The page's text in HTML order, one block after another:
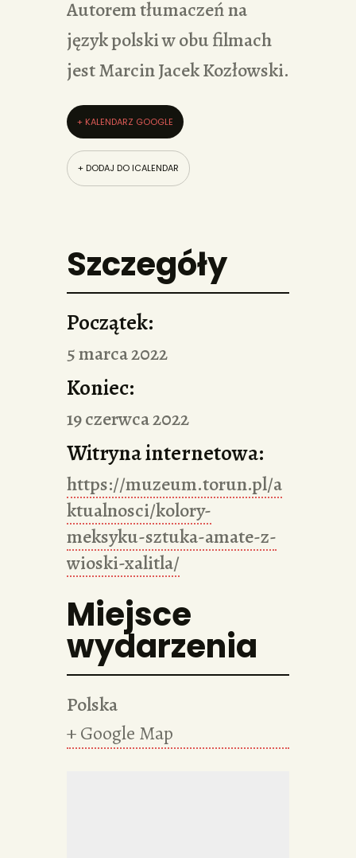
Autorem tłumaczeń na
język polski w obu filmach
jest Marcin Jacek Kozłowski.
+ KALENDARZ GOOGLE
+ DODAJ DO ICALENDAR
Szczegóły
Początek:
5 marca 2022
Koniec:
19 czerwca 2022
Witryna internetowa:
https://muzeum.torun.pl/a
ktualnosci/kolory-
meksyku-sztuka-amate-z-
wioski-xalitla/
Miejsce
wydarzenia
Polska
+ Google Map